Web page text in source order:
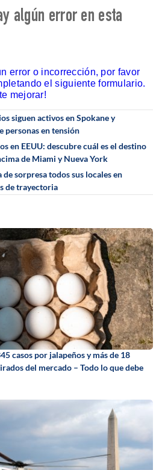
algún error en esta
error o incorrección, por favor
el siguiente formulario.
mejorar!
siguen activos en Spokane y
personas en tensión
en EEUU: descubre cuál es el destino
de Miami y Nueva York
sorpresa todos sus locales en
de trayectoria
casos por jalapeños y más de 18
del mercado – Todo lo que debe